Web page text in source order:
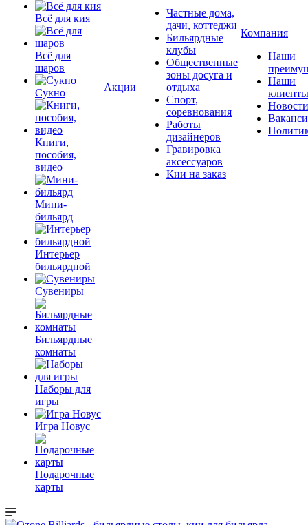
Всё для кия
Всё для
шаров
Сукно
Книги,
пособия,
видео
Мини-
бильярд
Интерьер
бильярдной
Сувениры
Бильярдные
комнаты
Наборы для
игры
Игра Новус
Подарочные
карты
Акции
Частные дома,
дачи, коттеджи
Бильярдные
клубы
Общественные
зоны досуга и
отдыха
Спорт,
соревнования
Работы
дизайнеров
Гравировка
аксессуаров
Кии на заказ
Компания
Наши
Наши
клиенты
Новости